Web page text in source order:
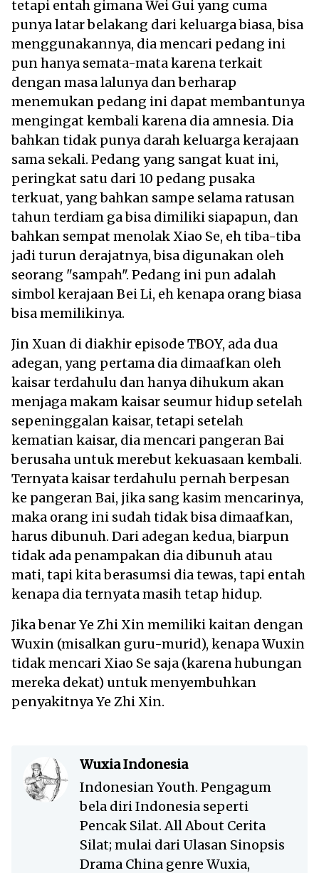
tetapi entah gimana Wei Gui yang cuma
punya latar belakang dari keluarga biasa, bisa
menggunakannya, dia mencari pedang ini
pun hanya semata-mata karena terkait
dengan masa lalunya dan berharap
menemukan pedang ini dapat membantunya
mengingat kembali karena dia amnesia. Dia
bahkan tidak punya darah keluarga kerajaan
sama sekali. Pedang yang sangat kuat ini,
peringkat satu dari 10 pedang pusaka
terkuat, yang bahkan sampe selama ratusan
tahun terdiam ga bisa dimiliki siapapun, dan
bahkan sempat menolak Xiao Se, eh tiba-tiba
jadi turun derajatnya, bisa digunakan oleh
seorang "sampah". Pedang ini pun adalah
simbol kerajaan Bei Li, eh kenapa orang biasa
bisa memilikinya.
Jin Xuan di diakhir episode TBOY, ada dua
adegan, yang pertama dia dimaafkan oleh
kaisar terdahulu dan hanya dihukum akan
menjaga makam kaisar seumur hidup setelah
sepeninggalan kaisar, tetapi setelah
kematian kaisar, dia mencari pangeran Bai
berusaha untuk merebut kekuasaan kembali.
Ternyata kaisar terdahulu pernah berpesan
ke pangeran Bai, jika sang kasim mencarinya,
maka orang ini sudah tidak bisa dimaafkan,
harus dibunuh. Dari adegan kedua, biarpun
tidak ada penampakan dia dibunuh atau
mati, tapi kita berasumsi dia tewas, tapi entah
kenapa dia ternyata masih tetap hidup.
Jika benar Ye Zhi Xin memiliki kaitan dengan
Wuxin (misalkan guru-murid), kenapa Wuxin
tidak mencari Xiao Se saja (karena hubungan
mereka dekat) untuk menyembuhkan
penyakitnya Ye Zhi Xin.
Wuxia Indonesia
Indonesian Youth. Pengagum
bela diri Indonesia seperti
Pencak Silat. All About Cerita
Silat; mulai dari Ulasan Sinopsis
Drama China genre Wuxia,